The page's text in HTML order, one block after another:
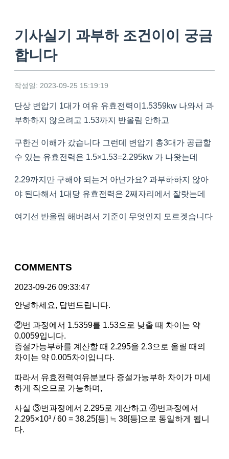
기사실기 과부하 조건이이 궁금
합니다
작성일: 2023-09-25 15:19:19
단상 변압기 1대가 여유 유효전력이1.5359kw 나와서 과
부하하지 않으려고 1.53까지 반올림 안하고
구한건 이해가 갔습니다 그런데 변압기 총3대가 공급할
수 있는 유효전력은 1.5×1.53=2.295kw 가 나왓는데
2.29까지만 구해야 되는거 아닌가요? 과부하하지 않아
야 된다해서 1대당 유효전력은 2째자리에서 잘랏는데
여기선 반올림 해버려서 기준이 무엇인지 모르겟습니다
COMMENTS
2023-09-26 09:33:47
안녕하세요, 답변드립니다.
②번 과정에서 1.5359를 1.53으로 낮출 때 차이는 약
0.0059입니다.
증설가능부하를 계산할 때 2.295을 2.3으로 올릴 때의
차이는 약 0.005차이입니다.
따라서 유효전력여유분보다 증설가능부하 차이가 미세
하게 작으므로 가능하며,
사실 ③번과정에서 2.295로 계산하고 ④번과정에서
2.295×10³ / 60 = 38.25[등] ≒ 38[등]으로 동일하게 됩니
다.